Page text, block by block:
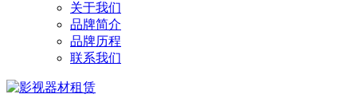
关于我们
品牌简介
品牌历程
联系我们